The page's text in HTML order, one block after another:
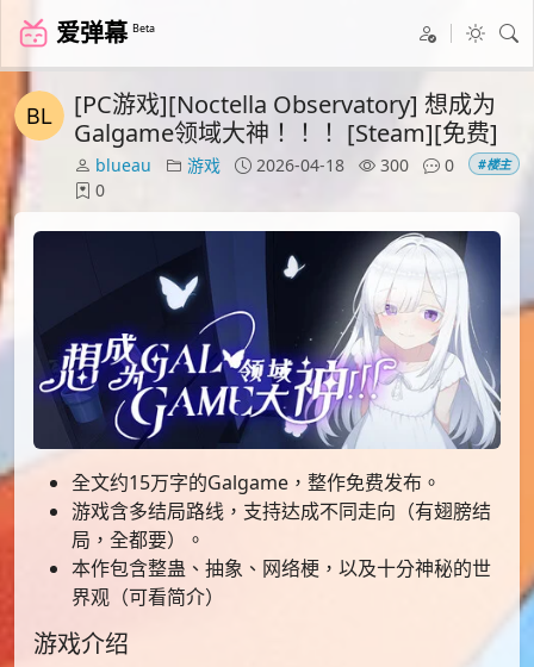
爱弹幕 Beta
[PC游戏][Noctella Observatory] 想成为
Galgame领域大神！！！ [Steam][免费]
blueau 游戏 2026-04-18 300
0
0
#楼主
全文约15万字的Galgame，整作免费发布。
游戏含多结局路线，支持达成不同走向（有翅膀结
局，全都要）。
本作包含整蛊、抽象、网络梗，以及十分神秘的世
界观（可看简介）
游戏介绍